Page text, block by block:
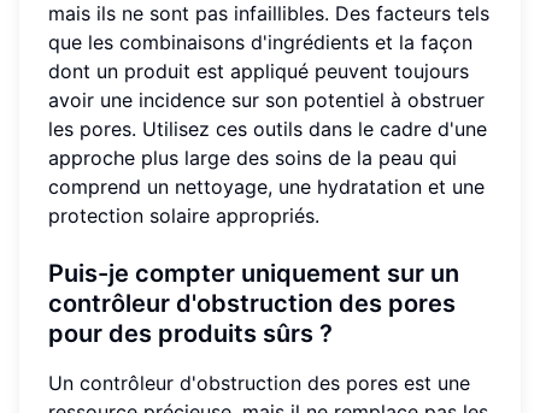
mais ils ne sont pas infaillibles. Des facteurs tels
que les combinaisons d'ingrédients et la façon
dont un produit est appliqué peuvent toujours
avoir une incidence sur son potentiel à obstruer
les pores. Utilisez ces outils dans le cadre d'une
approche plus large des soins de la peau qui
comprend un nettoyage, une hydratation et une
protection solaire appropriés.
Puis-je compter uniquement sur un
contrôleur d'obstruction des pores
pour des produits sûrs ?
Un contrôleur d'obstruction des pores est une